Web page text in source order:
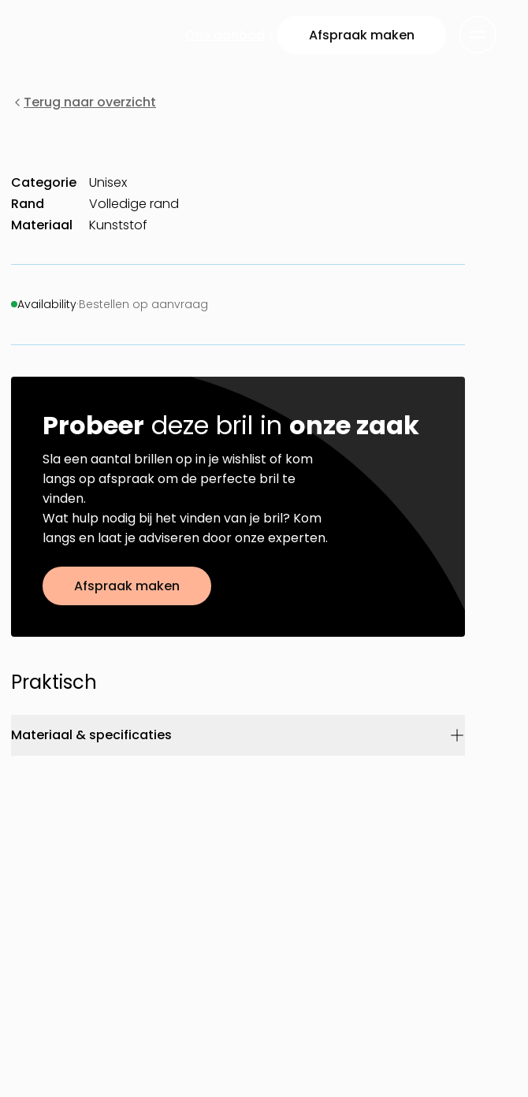
Afspraak maken
Terug naar overzicht
Categorie
Unisex
Rand
Volledige rand
Materiaal
Kunststof
Availability·Bestellen op aanvraag
Probeer deze bril inonze zaak
Sla een aantal brillen op in je wishlist of kom
langs op afspraak om de perfecte bril te
vinden.
Wat hulp nodig bij het vinden van je bril? Kom
langs en laat je adviseren door onze experten.
Afspraak maken
Praktisch
Materiaal & specificaties